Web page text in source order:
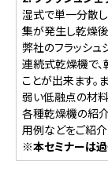
湿式で単一分散
集が発生し乾燥後
弊社のフラッシュ
連続式乾燥機で
ことが出来ます。
弱い低融点の材
各種乾燥機の紹介
用例などをご紹介
※本セミナーは過